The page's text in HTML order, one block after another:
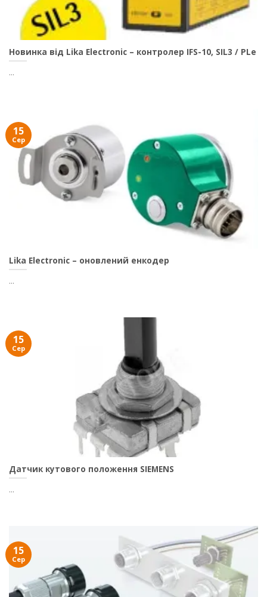
Новинка від Lika Electronic – контролер IFS-10, SIL3 / PLe
...
Lika Electronic – оновлений енкодер
...
15
Сер
Датчик кутового положення SIEMENS
...
15
Сер
15
Сер